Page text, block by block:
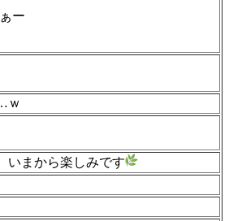
ー
ｗ
いまから楽しみです